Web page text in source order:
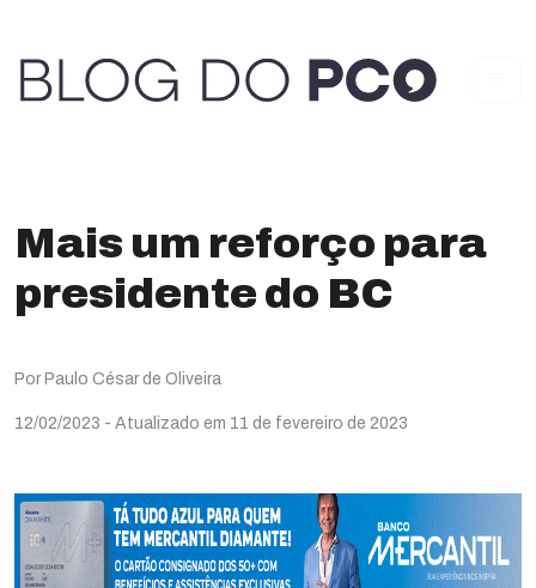
Mais um reforço para
presidente do BC
Por Paulo César de Oliveira
12/02/2023 - Atualizado em 11 de fevereiro de 2023